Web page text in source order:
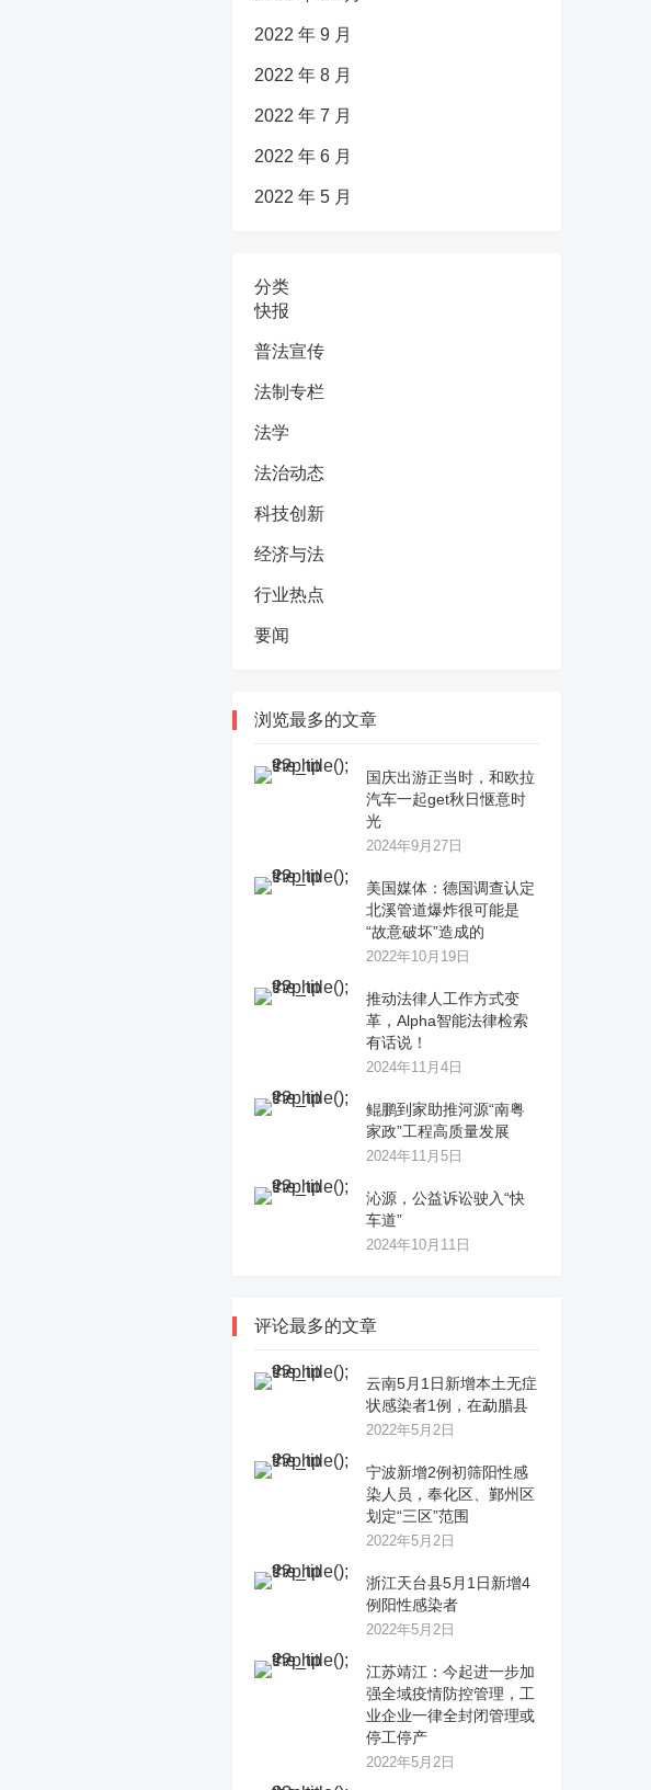
2022 年 9 月
2022 年 8 月
2022 年 7 月
2022 年 6 月
2022 年 5 月
分类
快报
普法宣传
法制专栏
法学
法治动态
科技创新
经济与法
行业热点
要闻
浏览最多的文章
国庆出游正当时，和欧拉
汽车一起get秋日惬意时
光
2024年9月27日
美国媒体：德国调查认定
北溪管道爆炸很可能是
“故意破坏”造成的
2022年10月19日
推动法律人工作方式变
革，Alpha智能法律检索
有话说！
2024年11月4日
鲲鹏到家助推河源“南粤
家政”工程高质量发展
2024年11月5日
沁源，公益诉讼驶入“快
车道”
2024年10月11日
评论最多的文章
云南5月1日新增本土无症
状感染者1例，在勐腊县
2022年5月2日
宁波新增2例初筛阳性感
染人员，奉化区、鄞州区
划定“三区”范围
2022年5月2日
浙江天台县5月1日新增4
例阳性感染者
2022年5月2日
江苏靖江：今起进一步加
强全域疫情防控管理，工
业企业一律全封闭管理或
停工停产
2022年5月2日